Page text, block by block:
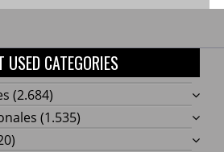
USED CATEGORIES
(2.684)
(1.535)